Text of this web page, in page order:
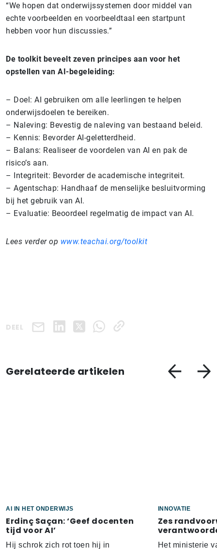
“We hopen dat onderwijssystemen door middel van
echte voorbeelden en voorbeeldtaal een startpunt
hebben voor hun discussies.”
De toolkit beveelt zeven principes aan voor het
opstellen van AI-begeleiding:
– Doel: AI gebruiken om alle leerlingen te helpen
onderwijsdoelen te bereiken.
– Naleving: Bevestig de naleving van bestaand beleid.
– Kennis: Bevorder AI-geletterdheid.
– Balans: Realiseer de voordelen van AI en pak de
risico’s aan.
– Integriteit: Bevorder de academische integriteit.
– Agentschap: Handhaaf de menselijke besluitvorming
bij het gebruik van AI.
– Evaluatie: Beoordeel regelmatig de impact van AI.
Lees verder op www.teachai.org/toolkit
DEEL
Gerelateerde artikelen
AI IN HET ONDERWIJS
Erdinç Saçan: ‘Geef docenten
tijd voor AI’
Hij schrok zich rot toen hij in
INNOVATIE
Zes
Het ministerie